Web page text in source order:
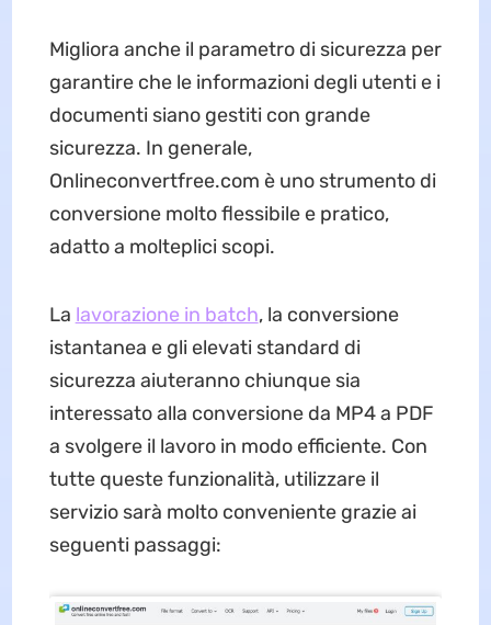
Migliora anche il parametro di sicurezza per
garantire che le informazioni degli utenti e i
documenti siano gestiti con grande
sicurezza. In generale,
Onlineconvertfree.com è uno strumento di
conversione molto flessibile e pratico,
adatto a molteplici scopi.
La lavorazione in batch, la conversione
istantanea e gli elevati standard di
sicurezza aiuteranno chiunque sia
interessato alla conversione da MP4 a PDF
a svolgere il lavoro in modo efficiente. Con
tutte queste funzionalità, utilizzare il
servizio sarà molto conveniente grazie ai
seguenti passaggi: